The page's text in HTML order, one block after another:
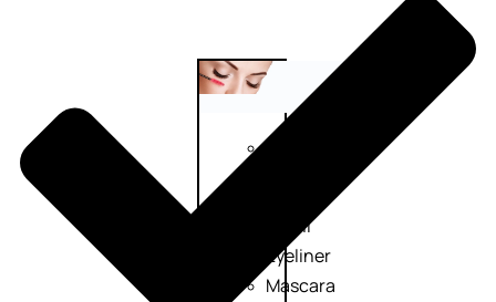
Palette
occhi
Eyeliner
Mascara